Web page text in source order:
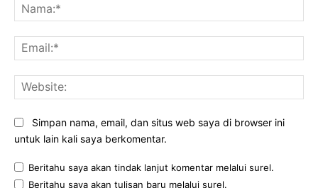
Simpan nama, email, dan situs web saya di browser ini
untuk lain kali saya berkomentar.
Beritahu saya akan tindak lanjut komentar melalui surel.
Beritahu saya akan tulisan baru melalui surel.